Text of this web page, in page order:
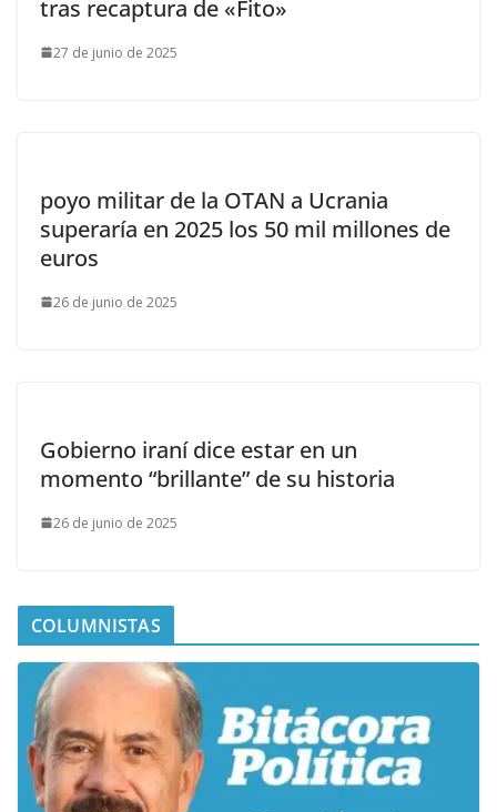
tras recaptura de «Fito»
27 de junio de 2025
poyo militar de la OTAN a Ucrania
superaría en 2025 los 50 mil millones de
euros
26 de junio de 2025
Gobierno iraní dice estar en un
momento “brillante” de su historia
26 de junio de 2025
COLUMNISTAS